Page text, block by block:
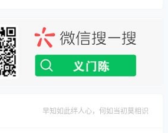
早知如此绊人心，何如当初莫相识